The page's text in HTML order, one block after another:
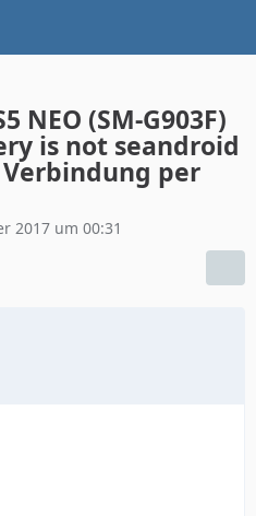
NEO (SM-G903F)
is not seandroid
per
2017 um 00:31